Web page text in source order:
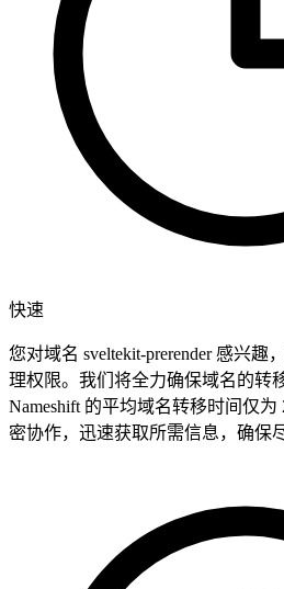
快速
您对域名 sveltekit-prerender 感兴趣
理权限。我们将全力确保域名的转
Nameshift 的平均域名转移时间仅
密协作，迅速获取所需信息，确保